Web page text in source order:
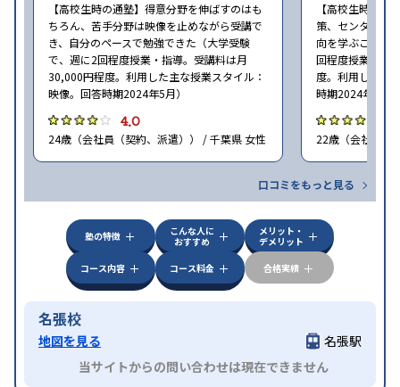
【高校生時の通塾】得意分野を伸ばすのはも
ちろん、苦手分野は映像を止めながら受講で
き、自分のペースで勉強できた（大学受験
で、週に2回程度授業・指導。受講料は月
30,000円程度。利用した主な授業スタイル：
映像。回答時期2024年5月）
4.0
24歳（会社員（契約、派遣）） / 千葉県 女性
【高校生時の通
策、センター試
向を学ぶことが
回程度授業・指
度。利用した主
時期2024年5月）
22歳（会社員<
口コミをもっと見る
塾の特徴
こんな人に
おすすめ
メリット・
デメリット
コース内容
コース料金 合格実績
名張校
地図を見る
名張駅
当サイトからの問い合わせは現在できません